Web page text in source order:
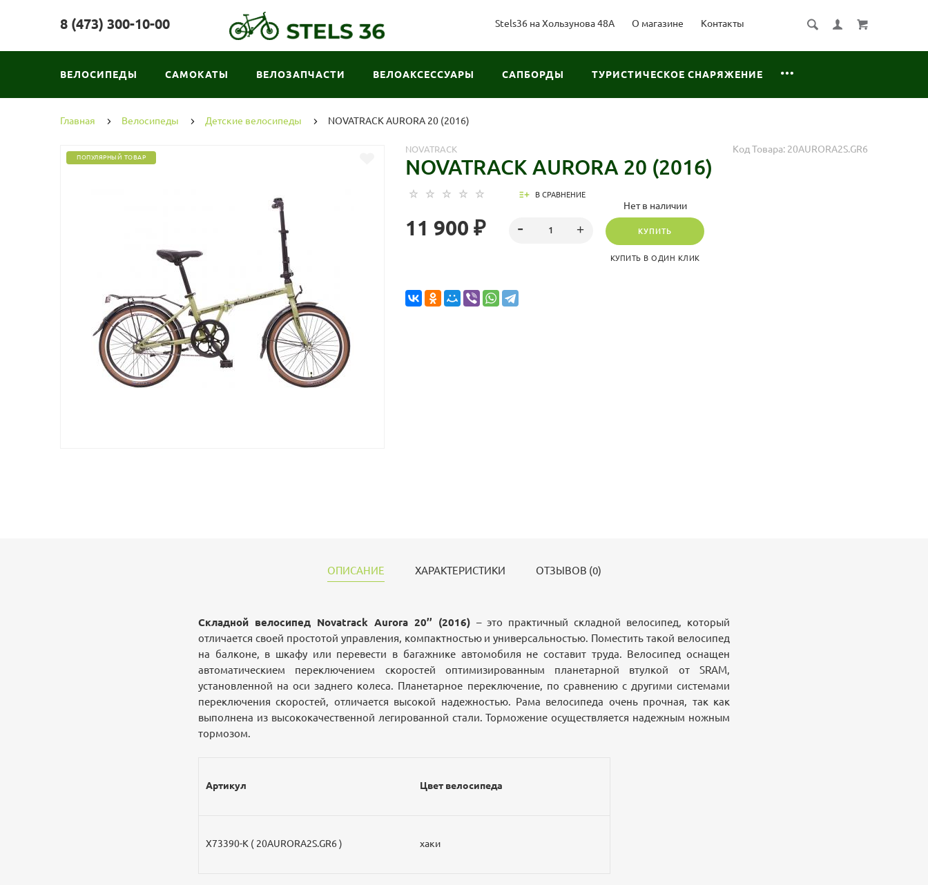
8 (473) 300-10-00 Stels36 на Хользунова 48А О магазине Контакты
ВЕЛОСИПЕДЫ САМОКАТЫ ВЕЛОЗАПЧАСТИ ВЕЛОАКСЕССУАРЫ САПБОРДЫ ТУРИСТИЧЕСКОЕ СНАРЯЖЕНИЕ
Главная Велосипеды Детские велосипеды NOVATRACK AURORA 20 (2016)
ПОПУЛЯРНЫЙ ТОВАР
Код Товара: 20AURORA2S.GR6
NOVATRACK
NOVATRACK AURORA 20 (2016)
В СРАВНЕНИЕ
11 900 ₽
Нет в наличии
КУПИТЬ
КУПИТЬ В ОДИН КЛИК
ОПИСАНИЕ ХАРАКТЕРИСТИКИ ОТЗЫВОВ (0)
Складной велосипед Novatrack Aurora 20’’ (2016) – это практичный складной велосипед, который
отличается своей простотой управления, компактностью и универсальностью. Поместить такой велосипед
на балконе, в шкафу или перевести в багажнике автомобиля не составит труда. Велосипед оснащен
автоматическием переключением скоростей оптимизированным планетарной втулкой от SRAM,
установленной на оси заднего колеса. Планетарное переключение, по сравнению с другими системами
переключения скоростей, отличается высокой надежностью. Рама велосипеда очень прочная, так как
выполнена из высококачественной легированной стали. Торможение осуществляется надежным ножным
тормозом.
Артикул Цвет велосипеда
Х73390-К ( 20AURORA2S.GR6 ) хаки